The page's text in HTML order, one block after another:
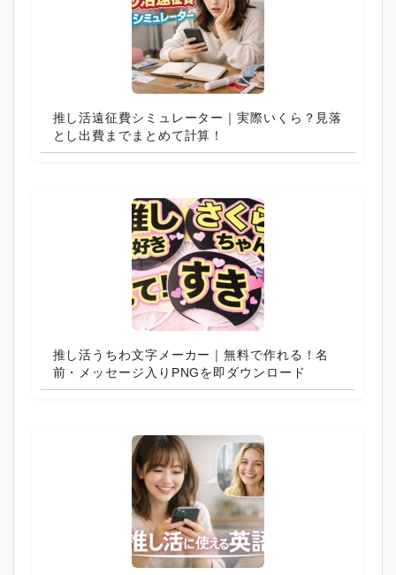
推し活遠征費シミュレーター｜実際いくら？見落
とし出費までまとめて計算！
推し活うちわ文字メーカー｜無料で作れる！名
前・メッセージ入りPNGを即ダウンロード